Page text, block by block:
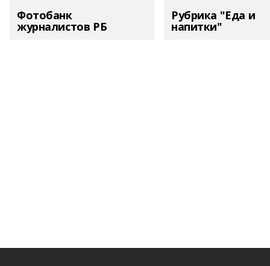
Фотобанк
журналистов РБ
Рубрика "Еда и
напитки"